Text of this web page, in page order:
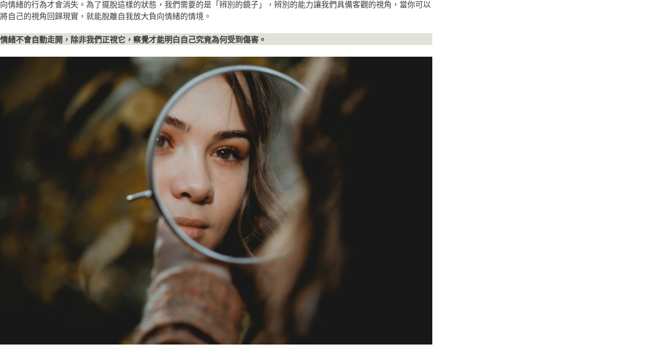
向情緒的行為才會消失。為了擺脫這樣的狀態，我們需要的是「辨別的鏡子」，辨別的能力讓我們具備客觀的視角，當你可以
將自己的視角回歸現實，就能脫離自我放大負向情緒的情境。
情緒不會自動走開，除非我們正視它，察覺才能明白自己究竟為何受到傷害。